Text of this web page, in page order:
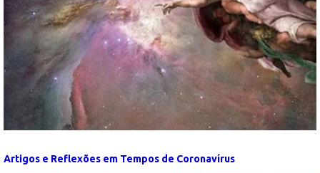
Artigos e Reflexões em Tempos de Coronavírus